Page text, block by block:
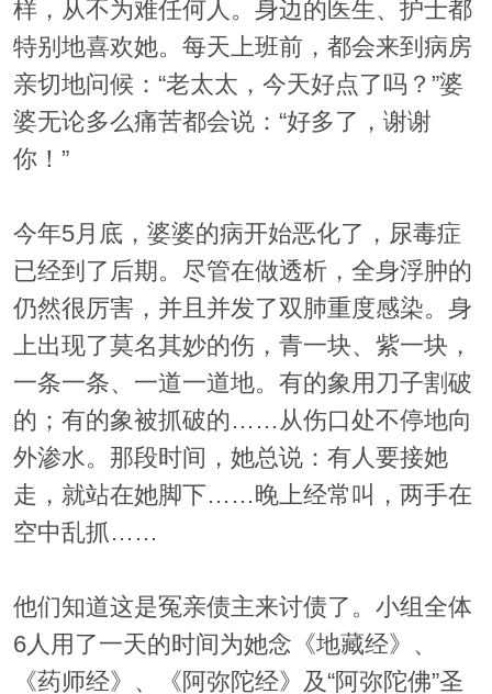
样，从不为难任何人。身边的医生、护士都
特别地喜欢她。每天上班前，都会来到病房
亲切地问候：“老太太，今天好点了吗？”婆
婆无论多么痛苦都会说：“好多了，谢谢
你！”
今年5月底，婆婆的病开始恶化了，尿毒症
已经到了后期。尽管在做透析，全身浮肿的
仍然很厉害，并且并发了双肺重度感染。身
上出现了莫名其妙的伤，青一块、紫一块，
一条一条、一道一道地。有的象用刀子割破
的；有的象被抓破的……从伤口处不停地向
外渗水。那段时间，她总说：有人要接她
走，就站在她脚下……晚上经常叫，两手在
空中乱抓……
他们知道这是冤亲债主来讨债了。小组全体
6人用了一天的时间为她念《地藏经》、
《药师经》、《阿弥陀经》及“阿弥陀佛”圣